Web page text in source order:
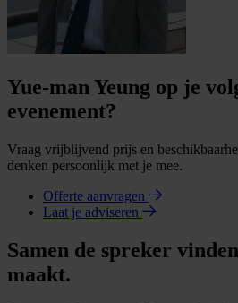
Yue-man Yeung op je
evenement?
Vraag vrijblijvend prijs en
denken persoonlijk met je mee.
Offerte aanvragen
Laat je adviseren
Samen de spreker
maakt.